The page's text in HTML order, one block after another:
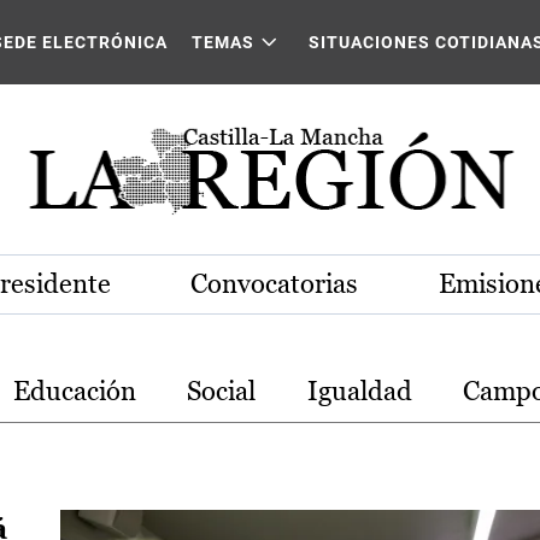
La Mancha
ELECTRÓNICA TEMAS SITUACIONES
Convocatorias
Educación Social Igualdad